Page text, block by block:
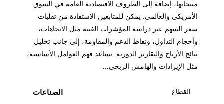
منتجاتها، إضافة إلى الظروف الاقتصادية العامة في السوق
الأمريكي والعالمي. يمكن للمتابعين الاستفادة من تقلبات
سعر السهم عبر دراسة المؤشرات الفنية مثل الاتجاهات،
وأحجام التداول، ونقاط الدعم والمقاومة، إلى جانب تحليل
نتائج الأرباح والتقارير الدورية. يساعد فهم العوامل الأساسية،
مثل الإيرادات والهامش الربحي...
القطاع الصناعات